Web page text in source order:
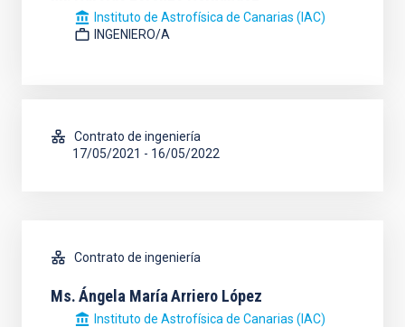
Instituto de Astrofísica de Canarias (IAC)
INGENIERO/A
Contrato de ingeniería
17/05/2021 - 16/05/2022
Contrato de ingeniería
Ms.Ángela MaríaArriero López
Instituto de Astrofísica de Canarias (IAC)